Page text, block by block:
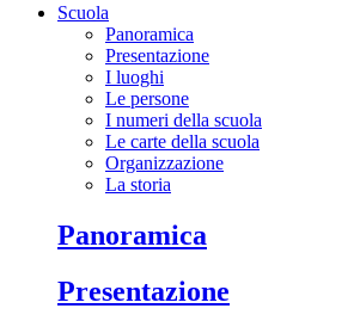
Scuola
Panoramica
Presentazione
I luoghi
Le persone
I numeri della scuola
Le carte della scuola
Organizzazione
La storia
Panoramica
Presentazione